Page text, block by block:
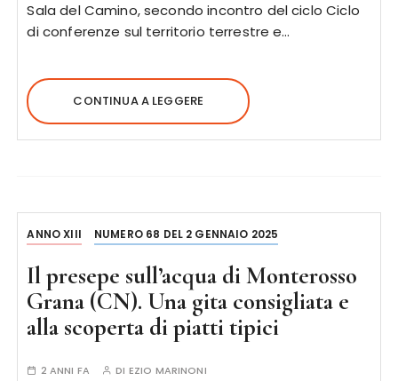
Sala del Camino, secondo incontro del ciclo Ciclo
di conferenze sul territorio terrestre e…
CONTINUA A LEGGERE
ANNO XIII NUMERO 68 DEL 2 GENNAIO 2025
Il presepe sull’acqua di Monterosso
Grana (CN). Una gita consigliata e
alla scoperta di piatti tipici
2 ANNI FA DI EZIO MARINONI